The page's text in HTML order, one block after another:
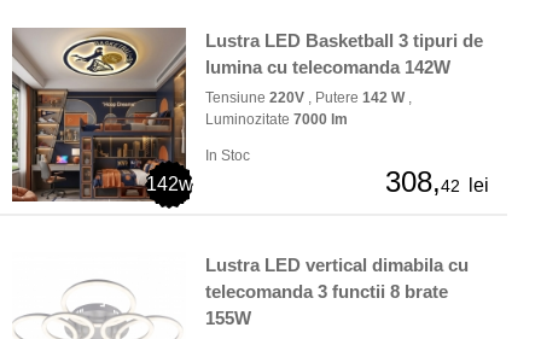
142w
Lustra LED Basketball 3 tipuri de
lumina cu telecomanda 142W
Tensiune 220V , Putere 142 W,
Luminozitate 7000 lm
In Stoc
308,42 lei
Lustra LED vertical dimabila cu
telecomanda 3 functii 8 brate
155W